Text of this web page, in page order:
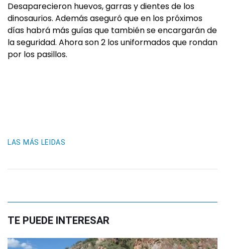
Desaparecieron huevos, garras y dientes de los
dinosaurios. Además aseguró que en los próximos
días habrá más guías que también se encargarán de
la seguridad. Ahora son 2 los uniformados que rondan
por los pasillos.
LAS MÁS LEIDAS
TE PUEDE INTERESAR